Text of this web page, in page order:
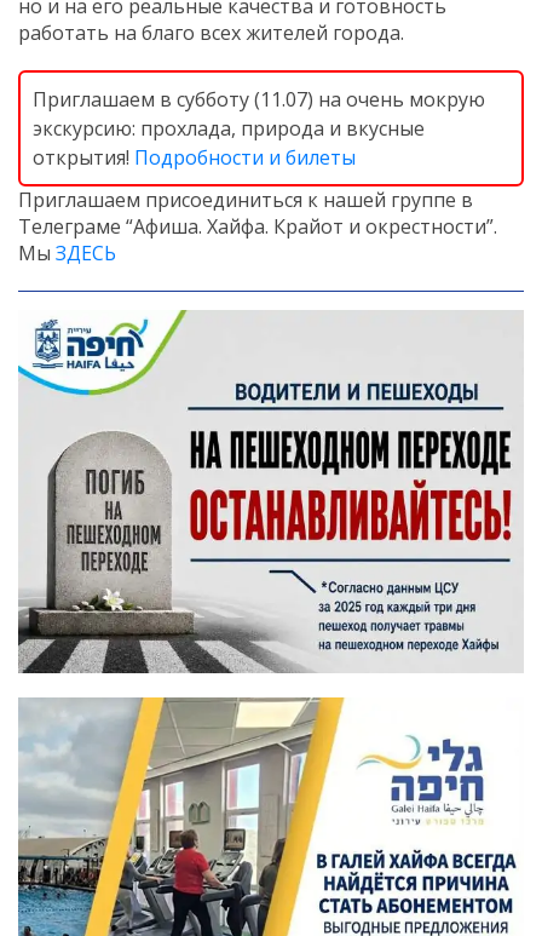
но и на его реальные качества и готовность
работать на благо всех жителей города.
Приглашаем в субботу (11.07) на очень мокрую
экскурсию: прохлада, природа и вкусные
открытия! Подробности и билеты
Приглашаем присоединиться к нашей группе в
Телеграме “Афиша. Хайфа. Крайот и окрестности”.
Мы ЗДЕСЬ